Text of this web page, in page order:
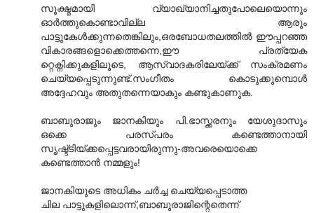
സൂക്ഷ്മമായി വ്യാഖ്യാനിച്ചതുപോലെയൊന്നും
ഓർത്തുകൊണ്ടാവില്ല ആരും
പാട്ടുകേൾക്കുന്നതെങ്കിലും,ഒരബോധതലത്തിൽ ഈപ്പറഞ്ഞ
വികാരങ്ങളൊക്കെത്തന്നെ,ഈ പ്രത്യേക
റ്റെക്നിക്കുകളിലൂടെ, ആസ്വാദകരിലേയ്ക്ക് സംക്രമണം
ചെയ്യപ്പെടുന്നുണ്ട്.സംഗീതം കൊടുക്കുമ്പൊൾ
അദ്ദേഹവും അതുതന്നെയാകും കണ്ടുകാണുക.
ബാബുരാജും ജാനകിയും പി.ഭാസ്ക്കരനും യേശുദാസും
ഒക്കെ പരസ്പരം കണ്ടെത്താനായി
സൃഷ്ട്ടിയ്ക്കപ്പെട്ടവരായിരുന്നു-അവരെയൊക്കെ
കണ്ടെത്താൻ നമ്മളും!
ജാനകിയുടെ അധികം ചർച്ച ചെയ്യപ്പെടാത്ത
ചില പാട്ടുകളിലൊന്ന്,ബാബുരാജിന്റെതെന്ന്